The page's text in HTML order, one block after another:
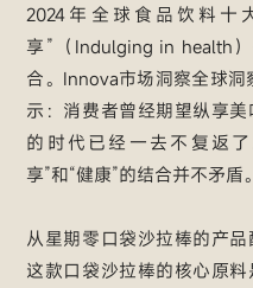
2024年全球食品饮料十
享”（Indulging in health
合。Innova市场洞察全球
示：消费者曾经期望纵享
的时代已经一去不复返
享”和“健康”的结合并不矛盾。
从星期零口袋沙拉棒的产品
这款口袋沙拉棒的核心原